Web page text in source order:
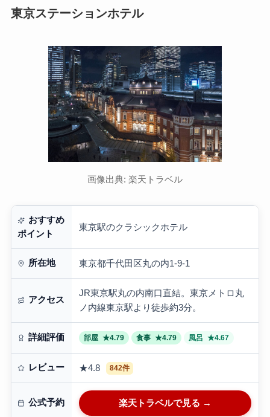
東京ステーションホテル
画像出典: 楽天トラベル
おすすめ
ポイント
東京駅のクラシックホテル
所在地 東京都千代田区丸の内1-9-1
アクセス
JR東京駅丸の内南口直結。東京メトロ丸
ノ内線東京駅より徒歩約3分。
詳細評価 部屋 ★4.79 食事 ★4.79 風呂 ★4.67
レビュー ★4.8 842件
公式予約 楽天トラベルで見る →